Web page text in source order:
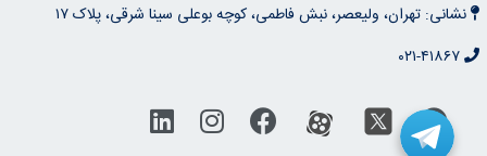
نشانی: تهران، ولیعصر، نبش فاطمی، کوچه بوعلی سینا شرقی، پلاک ۱۷
۰۲۱-۴۱۸۶۷